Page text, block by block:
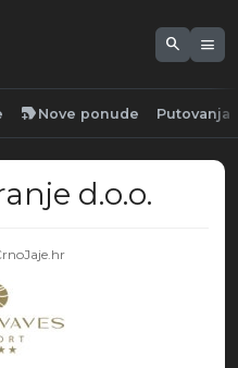
search menu
new_label Nove ponude Putovanja
d.o.o.